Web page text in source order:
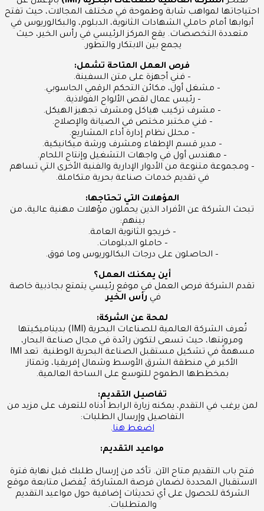
احتياجاتها لمواهب شابة وطموحة في مختلف المجالات، حيث تفتح
أبوابها أمام حاملي الشهادات الثانوية، الدبلوم، والبكالوريوس في
متعددة التخصصات. يقع المركز الرئيسي في رأس الخير، حيث
يجمع بين الابتكار والتطور.
فرص العمل المتاحة تشمل:
– فني أجهزة على متن السفينة.
– مشغل أول، مكائن التحكم الرقمي الحاسوبي.
– رئيس عمال لقص الألواح الفولاذية.
– مشرف تركيب هياكل ومشرف تجهيز الهيكل.
– فني مختبر مختص في الصيانة والإصلاح.
– محلل نظام إدارة أداء المشاريع.
– مدير قسم الإطفاء ومشرف ورشة ميكانيكية.
– مهندس أول في واجهات التشغيل وإنتاج اللحام.
– ومجموعة متنوعة من الأدوار الإدارية والفنية الأخرى التي تساهم
في تقديم خدمات صناعة بحرية متكاملة.
المؤهلات التي تحتاجها:
تبحث الشركة عن الأفراد الذين يحملون مؤهلات مهنية عالية، من
بينهم:
– خريجو الثانوية العامة.
– حاملو الدبلومات.
– الحاصلون على درجات البكالوريوس وما فوق.
أين يمكنك العمل؟
تقدم الشركة فرص العمل في موقع رئيسي يتمتع بجاذبية خاصة
في رأس الخير.
لمحة عن الشركة:
تُعرف الشركة العالمية للصناعات البحرية (IMI) بديناميكيتها
ومرونتها، حيث تسعى لتكون رائدة في مجال صناعة البحار،
مسهمةً في تشكيل مستقبل الصناعة البحرية الوطنية. تعد IMI
الأكبر في منطقة الشرق الأوسط وشمال إفريقيا، وتمتاز
بمخططها الطموح للتوسع على الساحة العالمية.
تفاصيل التقديم:
لمن يرغب في التقدم، يمكنه زيارة الرابط أدناه للتعرف على مزيد من
التفاصيل وإرسال الطلبات:
اضغط هنا.
مواعيد التقديم:
فتح باب التقديم متاح الآن. تأكد من إرسال طلبك قبل نهاية فترة
الاستقبال المحددة لضمان فرصة المشاركة. يُـفضل متابعة موقع
الشركة للحصول على أي تحديثات إضافية حول مواعيد التقديم
والمتطلبات.